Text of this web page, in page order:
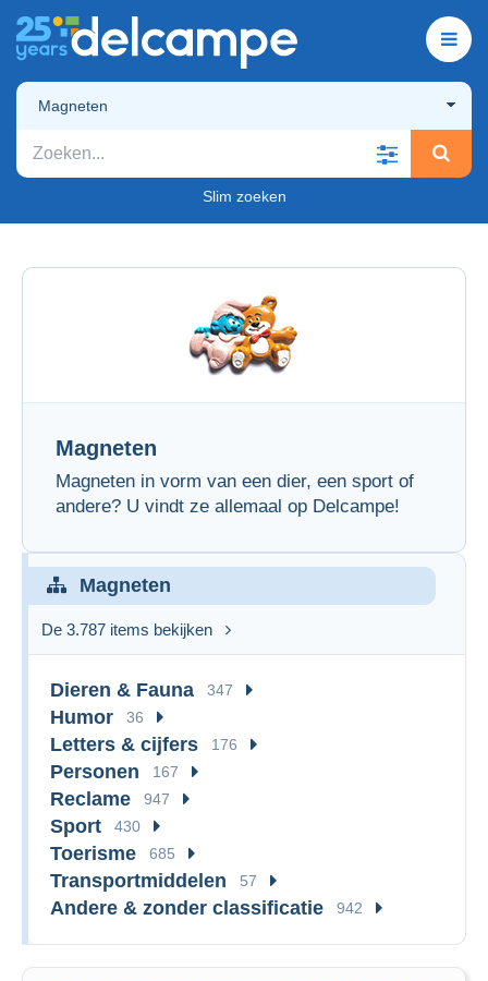
Magneten
Slim zoeken
Magneten
Magneten in vorm van een dier, een sport of
andere? U vindt ze allemaal op Delcampe!
Magneten
De 3.787 items bekijken
Dieren & Fauna 347
Humor 36
Letters & cijfers 176
Personen 167
Reclame 947
Sport 430
Toerisme 685
Transportmiddelen 57
Andere & zonder classificatie 942